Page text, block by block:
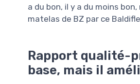
a du bon, il y a du moins
matelas de BZ par ce
Rapport qualité-
base, mais il